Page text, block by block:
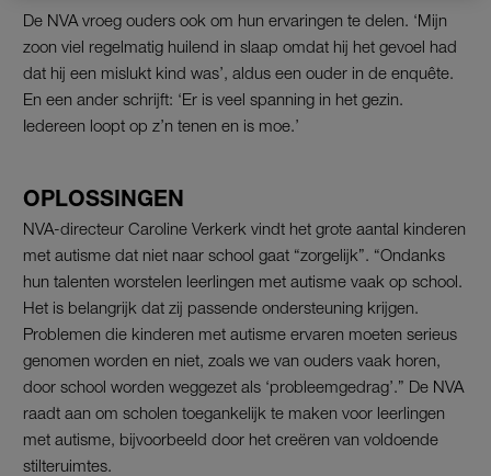
De NVA vroeg ouders ook om hun ervaringen te delen. ‘Mijn
zoon viel regelmatig huilend in slaap omdat hij het gevoel had
dat hij een mislukt kind was’, aldus een ouder in de enquête.
En een ander schrijft: ‘Er is veel spanning in het gezin.
Iedereen loopt op z’n tenen en is moe.’
OPLOSSINGEN
NVA-directeur Caroline Verkerk vindt het grote aantal kinderen
met autisme dat niet naar school gaat “zorgelijk”. “Ondanks
hun talenten worstelen leerlingen met autisme vaak op school.
Het is belangrijk dat zij passende ondersteuning krijgen.
Problemen die kinderen met autisme ervaren moeten serieus
genomen worden en niet, zoals we van ouders vaak horen,
door school worden weggezet als ‘probleemgedrag’.” De NVA
raadt aan om scholen toegankelijk te maken voor leerlingen
met autisme, bijvoorbeeld door het creëren van voldoende
stilteruimtes.